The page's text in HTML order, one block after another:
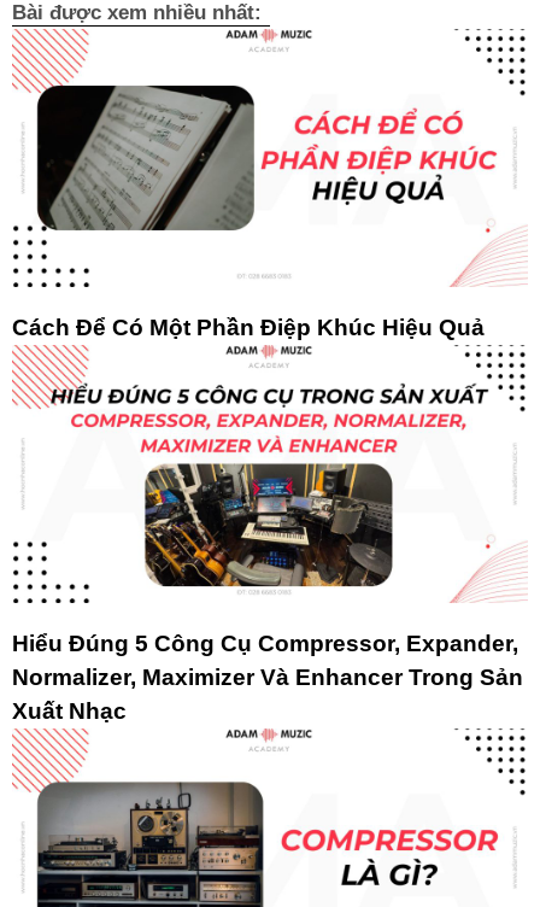
Bài được xem nhiều nhất:
Cách Để Có Một Phần Điệp Khúc Hiệu Quả
Hiểu Đúng 5 Công Cụ Compressor, Expander,
Normalizer, Maximizer Và Enhancer Trong Sản
Xuất Nhạc